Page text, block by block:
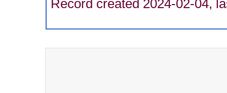
Record created 2024-02-04,